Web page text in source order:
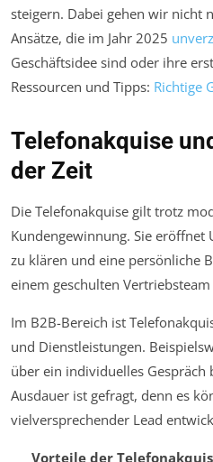
steigern. Dabei gehen wir nicht
Ansätze, die im Jahr 2025
Geschäftsidee sind oder ihre
Ressourcen und Tipps: Richtige
Telefonakquise
der Zeit
Die Telefonakquise gilt trotz
Kundengewinnung. Sie
zu klären und eine persönliche
einem geschulten
Im B2B-Bereich ist
und Dienstleistungen.
über ein individuelles Gespräch
Ausdauer ist gefragt, denn es
vielversprechender Lead
Vorteile der